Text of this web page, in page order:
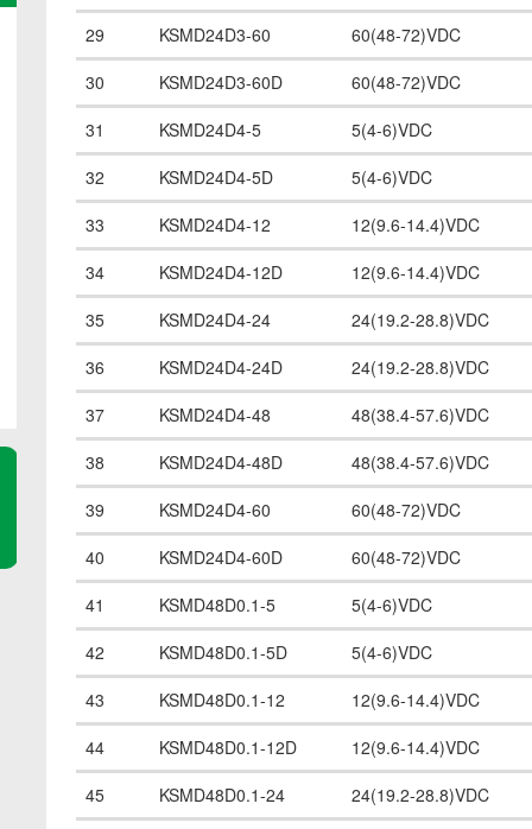
29
KSMD24D3-60 60(48-72)VDC
30
KSMD24D3-60D 60(48-72)VDC
31
KSMD24D4-5 5(4-6)VDC
32
KSMD24D4-5D 5(4-6)VDC
33
KSMD24D4-12 12(9.6-14.4)VDC
34
KSMD24D4-12D 12(9.6-14.4)VDC
35
KSMD24D4-24 24(19.2-28.8)VDC
36
KSMD24D4-24D 24(19.2-28.8)VDC
37
KSMD24D4-48 48(38.4-57.6)VDC
38
KSMD24D4-48D 48(38.4-57.6)VDC
39
KSMD24D4-60 60(48-72)VDC
40
KSMD24D4-60D 60(48-72)VDC
41
KSMD48D0.1-5 5(4-6)VDC
42
KSMD48D0.1-5D 5(4-6)VDC
43
KSMD48D0.1-12 12(9.6-14.4)VDC
44
KSMD48D0.1-12D 12(9.6-14.4)VDC
45
KSMD48D0.1-24 24(19.2-28.8)VDC